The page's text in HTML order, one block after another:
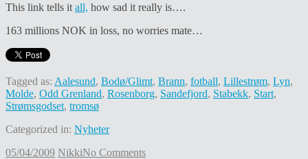
This link tells it all, how sad it really is….
163 millions NOK in loss, no worries mate…
Tagged as: Aalesund, Bodø/Glimt, Brann, fotball, Lillestrøm, Lyn,
Molde, Odd Grenland, Rosenborg, Sandefjord, Stabekk, Start,
Strømsgodset, tromsø
Categorized in: Nyheter
05/04/2009 NikkiNo Comments